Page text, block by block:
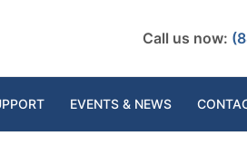
Call us now:
EVENTS & NEWS